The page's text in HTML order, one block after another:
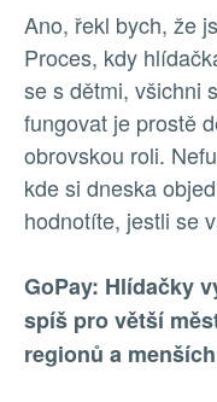
Ano, řekl bych, že
Proces, kdy
se s dětmi, všichni
fungovat je prostě
obrovskou roli.
kde si dneska
hodnotíte, jestli se
GoPay: Hlídačky
spíš pro větší
regionů a